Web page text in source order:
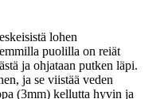
lohen
puolilla on reiät
ja ohjataan putken läpi.
ja se viistää veden
(3mm) kellutta hyvin ja